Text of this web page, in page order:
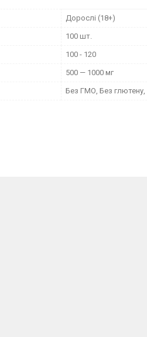
Дорослі (18+)
100 шт.
100 - 120
500 — 1000 мг
Без ГМО, Без глютену,